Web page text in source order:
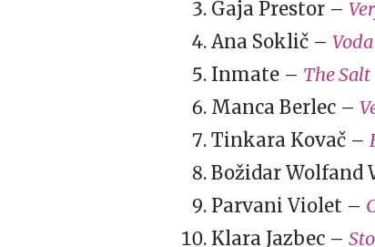
Gaja Prestor –
Ana Soklič – Voda
Inmate – The Salt
Manca Berlec –
Tinkara Kovač –
Božidar Wolfand
Parvani Violet –
Klara Jazbec –